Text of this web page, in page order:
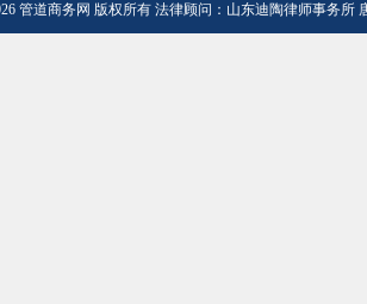
管道商务网 版权所有 法律顾问：山东迪陶律师事务所